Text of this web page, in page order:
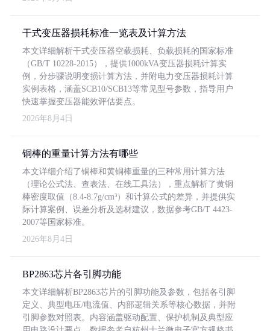
干式变压器损耗标准一览表及计算方法
本文详细解析干式变压器空载损耗、负载损耗的国家标准
（GB/T 10228-2015），提供1000kVA变压器损耗计算实
例，分步骤说明变损计算方法，并附电力变压器损耗计算
实例表格，涵盖SCB10/SCB13等常见型号参数，指导用户
快速掌握变压器能效评估要点。
2026年8月4日
铜棒的重量计算方法有哪些
本文详细介绍了铜棒和黄铜棒重量的三种常用计算方法
（理论公式法、查表法、在线工具法），重点解析了黄铜
棒密度取值（8.4-8.7g/cm³）和计算公式的差异，并提供实
际计算案例、误差分析及选材建议，数据参考GB/T 4423-
2007等国家标准。
2026年8月4日
BP2863芯片各引脚功能
本文详细解析BP2863芯片的引脚功能及参数，包括各引脚
定义、典型电压/电流值、内部逻辑关系等核心数据，并附
引脚参数对照表。内容涵盖驱动配置、保护机制及典型应